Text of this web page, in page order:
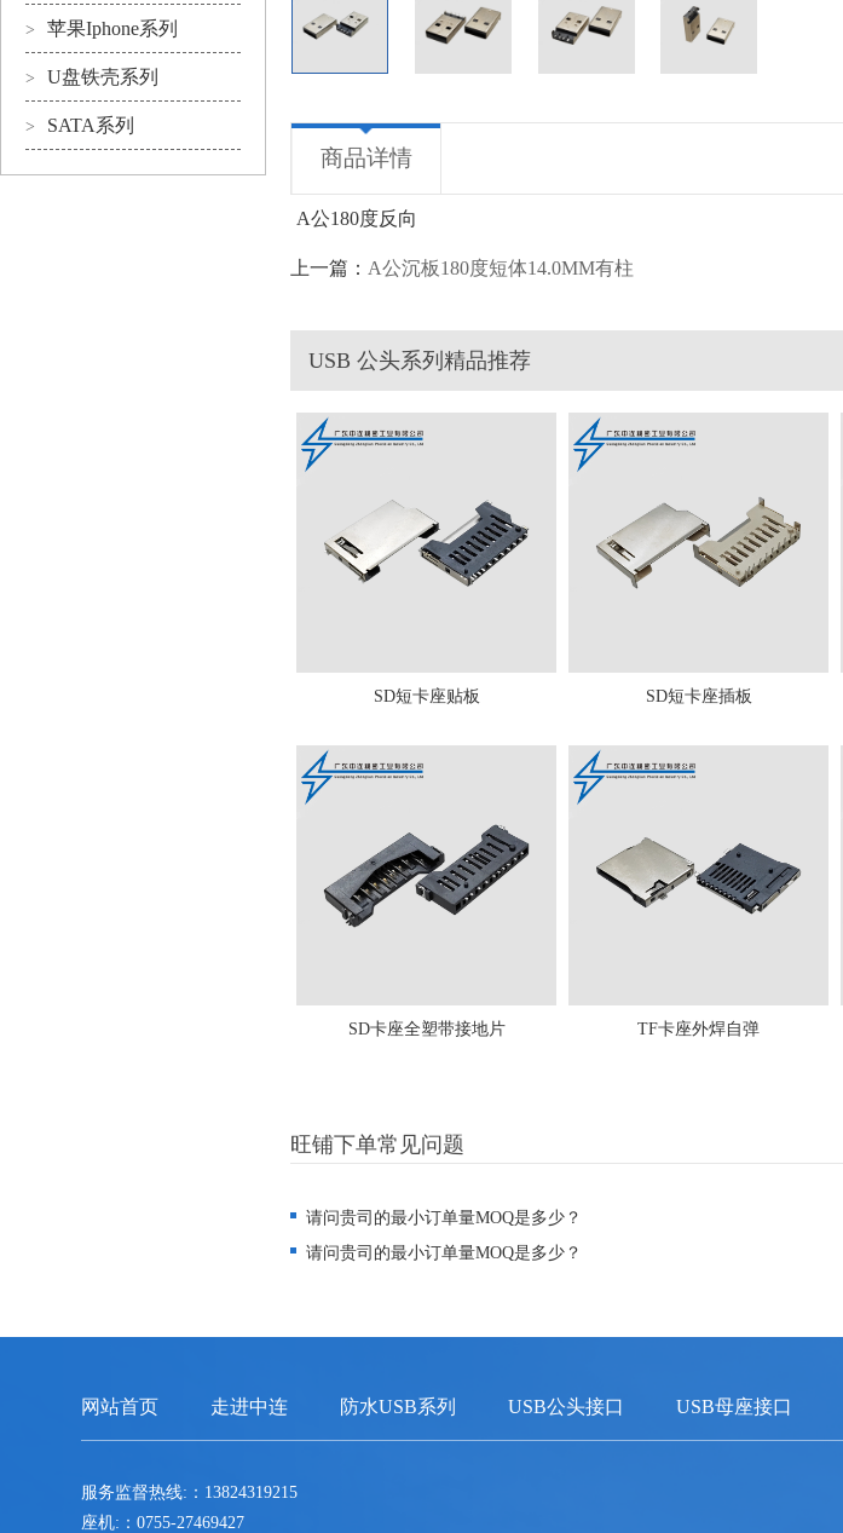
> 苹果Iphone系列
> U盘铁壳系列
> SATA系列
商品详情
A公180度反向
上一篇： A公沉板180度短体14.0MM有柱
USB 公头系列精品推荐
SD短卡座贴板 SD短卡座插板
SD卡座全塑带接地片 TF卡座外焊自弹
旺铺下单常见问题
请问贵司的最小订单量MOQ是多少？
请问贵司的最小订单量MOQ是多少？
网站首页 走进中连 防水USB系列 USB公头接口 USB母座接口
服务监督热线:：13824319215
座机:：0755-27469427